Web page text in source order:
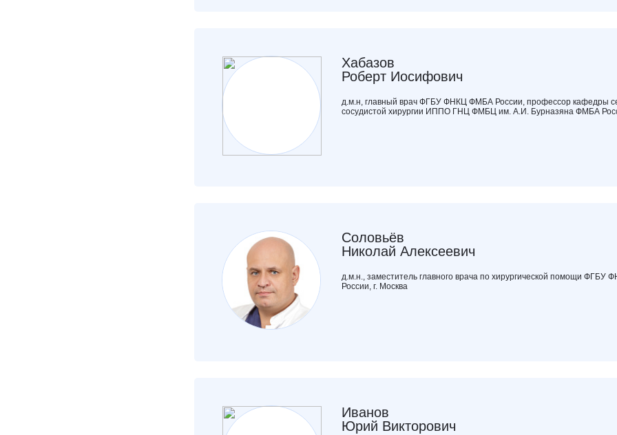
Хабазов
Роберт Иосифович
д.м.н, главный врач ФГБУ ФНКЦ ФМБА России, профессор кафедры
сосудистой хирургии ИППО ГНЦ ФМБЦ им. А.И. Бурназяна ФМБА
Соловьёв
Николай Алексеевич
д.м.н., заместитель главного врача по хирургической помощи
России, г. Москва
Иванов
Юрий Викторович